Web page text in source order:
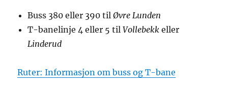
Buss 380 eller 390 tilØvre Lunden
T-banelinje 4 eller 5 tilVollebekk eller
Linderud
Ruter: Informasjon om buss og T-bane